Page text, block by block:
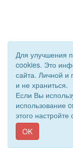
© 2020 - 2026
Все права
Сайт создан
Для улучшения
cookies. Это
сайта. Личной и
и не храниться.
Если Вы
использование
этого
OK